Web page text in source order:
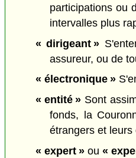
participations ou
intervalles plus
« dirigeant »
assureur, ou de
« électronique »
« entité » Sont
fonds, la
étrangers et
« expert »ou «